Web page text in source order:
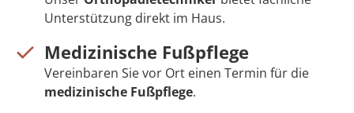
Unterstützung direkt im Haus.
Medizinische Fußpflege
Vereinbaren Sie vor Ort einen Termin für die
medizinische Fußpflege.